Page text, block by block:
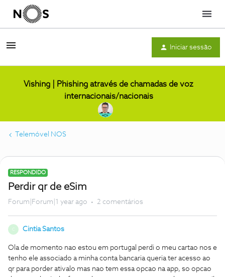
Menu
Iniciar sessão
Vishing | Phishing através de chamadas de voz
internacionais/nacionais
Telemóvel NOS
RESPONDIDO
Perdir qr de eSim
Forum|Forum|1 year ago 2 comentários
Cintia Santos
Ola de momento nao estou em portugal perdi o meu cartao nos e
tenho ele associado a minha conta bancaria queria ter acesso ao
qr para porder ativalo mas nao tem essa opcao na app, so opcao